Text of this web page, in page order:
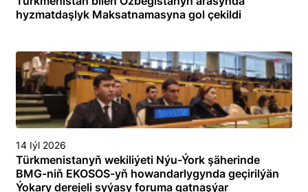
hyzmatdaşlyk Maksatnamasyna gol çekildi
14 Iýl 2026
Türkmenistanyň wekiliýeti Nýu-Ýork şäherinde
BMG-niň EKOSOS-yň howandarlygynda geçirilýän
Ýokary derejeli syýasy foruma gatnaşýar